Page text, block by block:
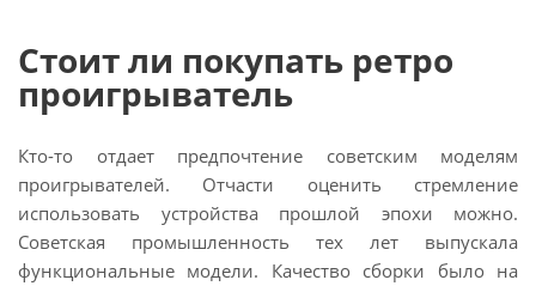
Стоит ли покупать ретро
проигрыватель
Кто-то отдает предпочтение советским моделям
проигрывателей. Отчасти оценить стремление
использовать устройства прошлой эпохи можно.
Советская промышленность тех лет выпускала
функциональные модели. Качество сборки было на